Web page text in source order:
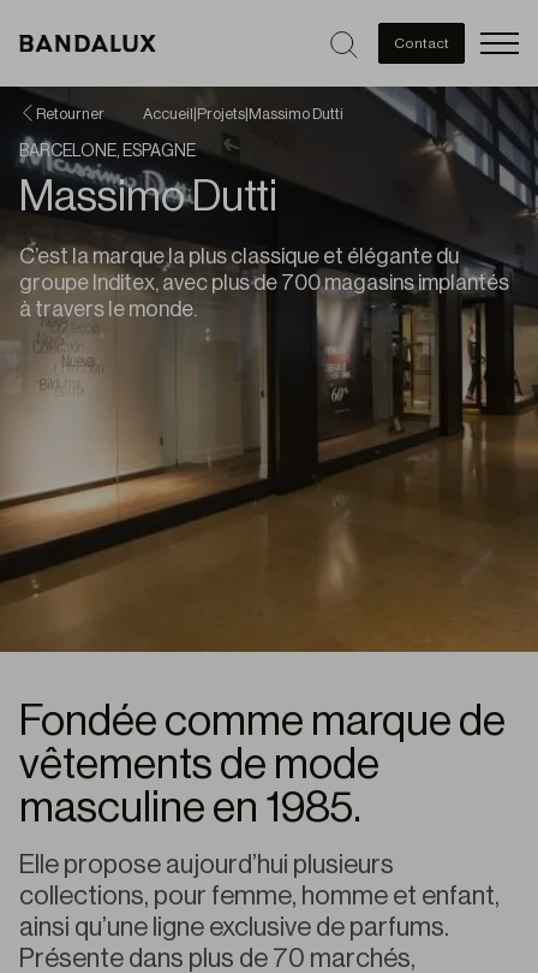
Contact
Retourner Accueil Projets Massimo Dutti
BARCELONE, ESPAGNE
Massimo Dutti
C’est la marque la plus classique et élégante du
groupe Inditex, avec plus de 700 magasins implantés
à travers le monde.
Fondée comme marque de
vêtements de mode
masculine en 1985.
Elle propose aujourd’hui plusieurs
collections, pour femme, homme et enfant,
ainsi qu’une ligne exclusive de parfums.
Présente dans plus de 70 marchés,